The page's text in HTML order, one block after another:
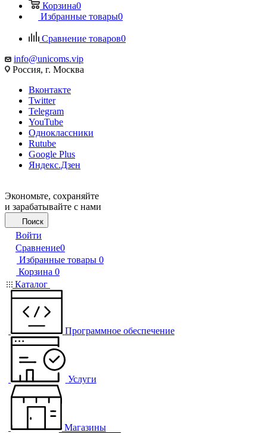
Корзина0
Избранные товары0
Сравнение товаров0
info@unicoms.vip
Россия, г. Москва
Вконтакте
Twitter
Telegram
YouTube
Одноклассники
Rutube
Google Plus
Яндекс.Дзен
Экономьте, сохраняйте
и зарабатывайте с нами
Поиск
Войти
Сравнение0
Избранные товары 0
Корзина 0
Каталог
Программное обеспечение
Услуги
Магазины